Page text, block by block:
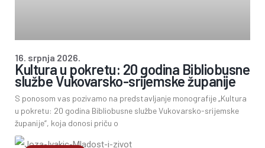
Kultura u pokretu: 20 godina Bibliobusne
službe Vukovarsko-srijemske županije
S ponosom vas pozivamo na predstavljanje monografije „Kultura
u pokretu: 20 godina Bibliobusne službe Vukovarsko-srijemske
županije“, koja donosi priču o
16. srpnja 2026.